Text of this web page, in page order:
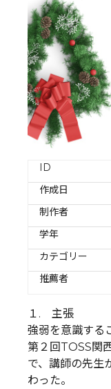
ID
作成日
制作者
学年
カテゴリー
推薦者
１. 主張
強弱を意識する
第２回TOSS関
で、講師の先生
わった。